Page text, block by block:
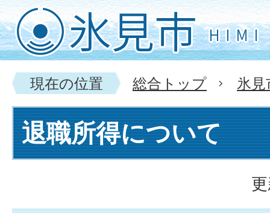
現在の位置 総合トップ 氷
退職所得について